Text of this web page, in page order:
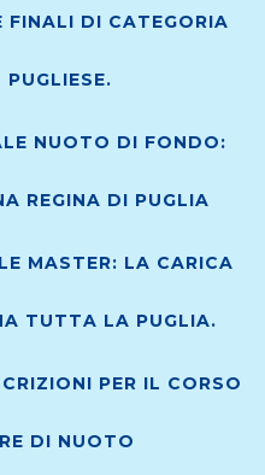
DI CATEGORIA
NUOTO DI FONDO:
REGINA DI PUGLIA
MASTER: LA CARICA
TUTTA LA PUGLIA.
PER IL CORSO
DI NUOTO